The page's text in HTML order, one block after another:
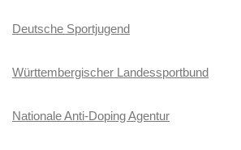
Deutsche Sportjugend
Württembergischer Landessportbund
Nationale Anti-Doping Agentur